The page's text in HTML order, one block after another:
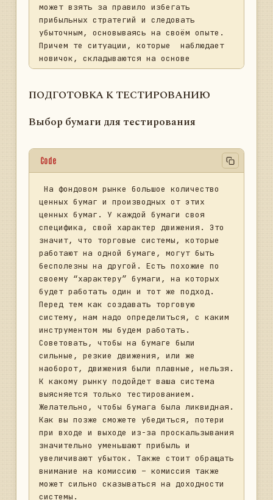
может взять за правило избегать
прибыльных стратегий и следовать
убыточным, основываясь на своём опыте.
Причем те ситуации, которые  наблюдает
новичок, складываются на основе
множества факторов: новости, индикаторы
наблюдение за стаканом, наблюдение за
цены. Человеку свойственно окружать себя
в своей правоте. Но, принимая решение на
основе всех этих данных, и заработав или
потеряв на сделке, как можно понять,
благодаря чему именно мы заработали, и
где была совершена ошибка, если мы
потеряли деньги? Возникает множество
сочетаний информации,  которой вы
используете, вычленить нужные моменты из
этой массы становиться трудно. Осознание
своих ошибок и создание прибыльной
торговой системы при таком подходе
занимает огромное количество времени и
стоит немалых денег.
         Итак, как же нам научиться
зарабатывать на рынке, затратив при этом
наименьшее количество времени и денег?
Ответ настолько очевиден и прост, что я
недоумеваю, почему этим занимается так
мало людей! Чтобы научиться работать на
рынке, обрести понимание рынка, надо
заниматься его исследованием. Под
исследованием я подразумеваю не просто
наблюдение за рынком, а проверка
сделанных выводов на основе прошлой
истории, путем совершения бумажных
сделок в прошлом, и анализом всех
полученных результатов. Если вы недавно
пришли на рынок, и у вас нет торговой
ПОДГОТОВКА К ТЕСТИРОВАНИЮ
Выбор бумаги для тестирования
Code
ценных бумаг и производных от этих
ценных бумаг. У каждой бумаги своя
специфика, свой характер движения. Это
значит, что торговые системы, которые
работают на одной бумаге, могут быть
бесполезны на другой. Есть похожие по
своему “характеру” бумаги, на которых
будет работать один и тот же подход.
Перед тем как создавать торговую
систему, нам надо определиться, с каким
инструментом мы будем работать.
Советовать, чтобы на бумаге были
сильные, резкие движения, или же
наоборот, движения были плавные, нельзя.
К какому рынку подойдет ваша система
выясняется только тестированием.
Желательно, чтобы бумага была ликвидная.
Как вы позже сможете убедиться, потери
при входе и выходе из-за проскальзывания
значительно уменьшают прибыль и
увеличивают убыток. Также стоит обращать
внимание на комиссию – комиссия также
может сильно сказываться на доходности